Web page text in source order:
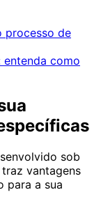
processo de
entenda como
sob
vantagens
para a sua